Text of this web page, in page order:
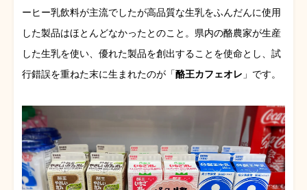
ーヒー乳飲料が主流でしたが高品質な生乳をふんだんに使用
した製品はほとんどなかったとのこと。県内の酪農家が生産
した生乳を使い、優れた製品を創出することを使命とし、試
行錯誤を重ねた末に生まれたのが「酪王カフェオレ 」です。